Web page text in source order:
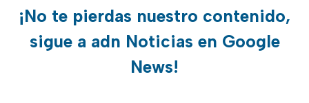
¡No te pierdas nuestro contenido,
sigue a adn Noticias en Google
News!